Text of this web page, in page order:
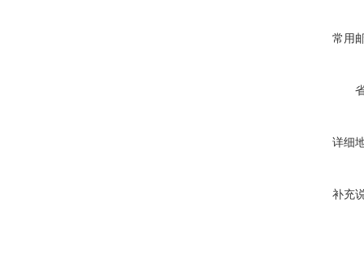
常用
详细
补充